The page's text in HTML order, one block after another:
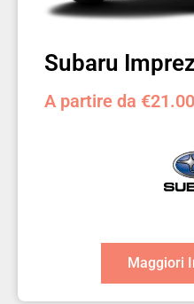
Subaru
A partire da
Maggiori